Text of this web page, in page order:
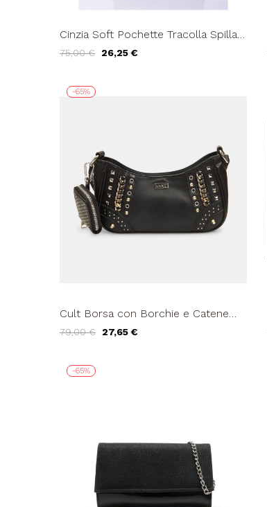
Cinzia Soft Pochette Tracolla Spilla
75,00 € 26,25 €
-65%
Cult Borsa con Borchie e Catene
79,00 € 27,65 €
-65%